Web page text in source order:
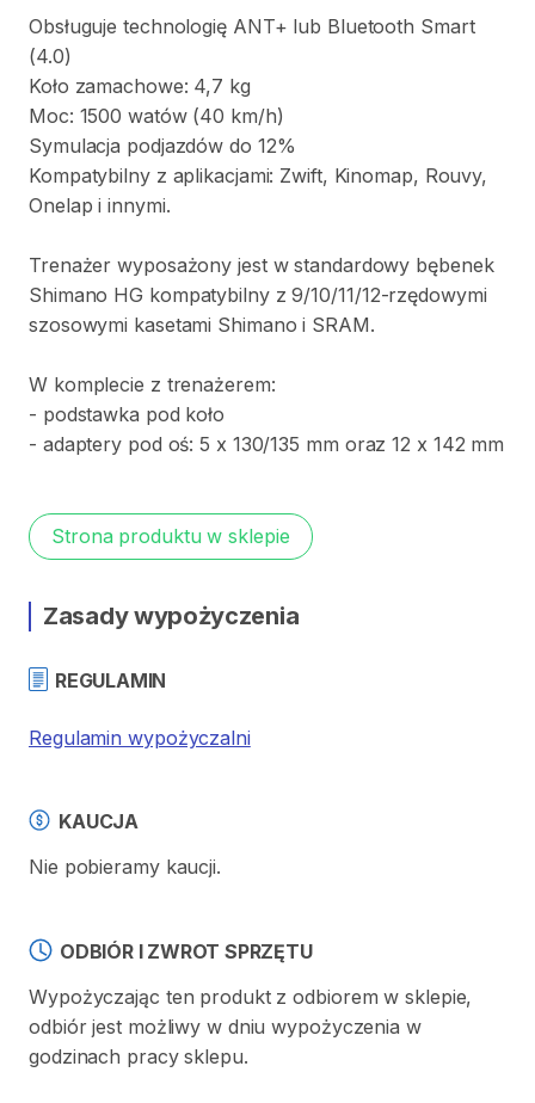
Obsługuje technologię ANT+ lub Bluetooth Smart
(4.0)
Koło zamachowe: 4​,​7 kg
Moc: 1500 watów (40 km​​/​​h)​
Symulacja podjazdów do 12%
Kompatybilny z aplikacjami: Zwift​​​,​ Kinomap​​,​ Rouvy​​,​
Onelap i innymi.
Trenażer wyposażony jest w standardowy bębenek
Shimano HG kompatybilny z 9​/​10​/​11​/​12-rzędowymi
szosowymi kasetami Shimano i SRAM.
W komplecie z trenażerem:
- podstawka pod koło​
- adaptery pod oś: 5 x 130​​/​​135 mm oraz 12 x 142 mm
Strona produktu w sklepie
Zasady wypożyczenia
REGULAMIN
Regulamin wypożyczalni
KAUCJA
Nie pobieramy kaucji.
ODBIÓR I ZWROT SPRZĘTU
Wypożyczając ten produkt z odbiorem w sklepie,
odbiór jest możliwy w dniu wypożyczenia w
godzinach pracy sklepu.